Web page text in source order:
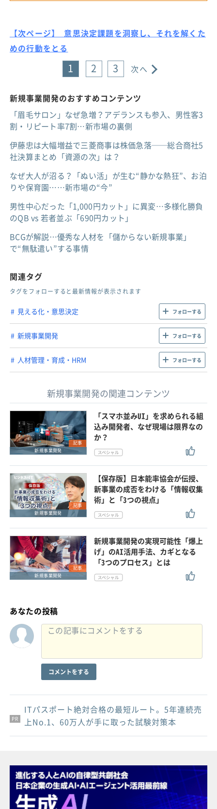
【次ページ】 意思決定課題を洞察し、それを解くた
めの行動をとる
1 2 3 次へ
新規事業開発のおすすめコンテンツ
「眉毛サロン」なぜ急増？アデランスも参入、男性客3
割・リピート率7割…新市場の裏側
伊藤忠は大幅増益で三菱商事は株価急落──総合商社5
社決算まとめ「資源の次」は？
なぜ大人が沼る？「ぬい活」が生む“静かな熱狂”、お泊
りや保育園……新市場の“今”
男性中心だった「1,000円カット」に異変…多様化勝負
のQB vs 若者並ぶ「690円カット」
BCGが解説…優秀な人材を「儲からない新規事業」
で“無駄遣い”する事情
関連タグ
タグをフォローすると最新情報が表示されます
見える化・意思決定 フォローする
新規事業開発 フォローする
人材管理・育成・HRM フォローする
新規事業開発の関連コンテンツ
記事
新規事業開発
「スマホ並みUI」を求められる組
込み開発者、なぜ現場は限界なの
か？
記事
新規事業開発
【保存版】日本能率協会が伝授、
新事業の成否をわける「情報収集
術」と「3つの視点」
記事
新規事業開発
新規事業開発の実現可能性「爆上
げ」のAI活用手法、カギとなる
「3つのプロセス」とは
あなたの投稿
コメントをする
PR
PR
PR
ITパスポート絶対合格の最短ルート。5年連続売
上No.1、60万人が手に取った試験対策本